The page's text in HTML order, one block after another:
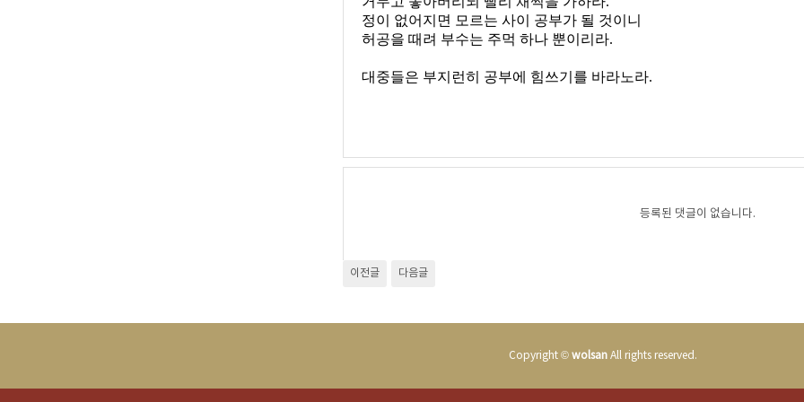
정이 없어지면 모르는 사이 공부가 될 것이니
허공을 때려 부수는 주먹 하나 뿐이리라.
대중들은 부지런히 공부에 힘쓰기를 바라노라.
등록된 댓글이 없습니다.
이전글 다음글
Copyright © wolsan All rights reserved.